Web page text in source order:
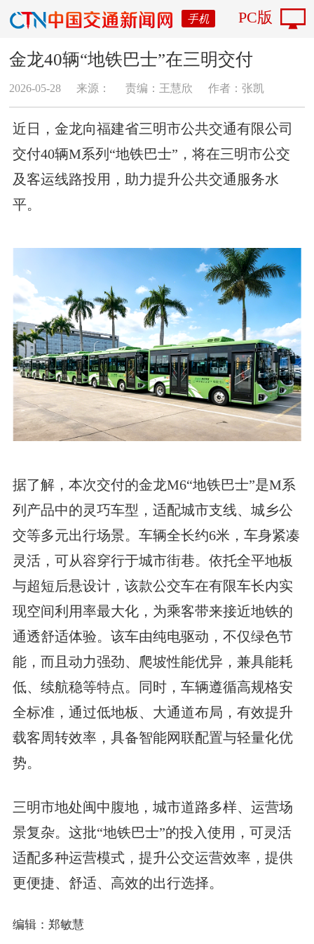
手机 PC版
金龙40辆“地铁巴士”在三明交付
2026-05-28 来源： 责编：王慧欣 作者：张凯
近日，金龙向福建省三明市公共交通有限公司
交付40辆M系列“地铁巴士”，将在三明市公交
及客运线路投用，助力提升公共交通服务水
平。
据了解，本次交付的金龙M6“地铁巴士”是M系
列产品中的灵巧车型，适配城市支线、城乡公
交等多元出行场景。车辆全长约6米，车身紧凑
灵活，可从容穿行于城市街巷。依托全平地板
与超短后悬设计，该款公交车在有限车长内实
现空间利用率最大化，为乘客带来接近地铁的
通透舒适体验。该车由纯电驱动，不仅绿色节
能，而且动力强劲、爬坡性能优异，兼具能耗
低、续航稳等特点。同时，车辆遵循高规格安
全标准，通过低地板、大通道布局，有效提升
载客周转效率，具备智能网联配置与轻量化优
势。
三明市地处闽中腹地，城市道路多样、运营场
景复杂。这批“地铁巴士”的投入使用，可灵活
适配多种运营模式，提升公交运营效率，提供
更便捷、舒适、高效的出行选择。
编辑：郑敏慧